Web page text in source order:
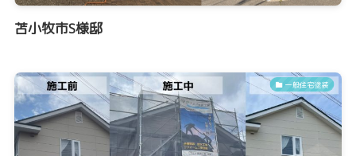
苫小牧市S様邸
一般住宅塗装